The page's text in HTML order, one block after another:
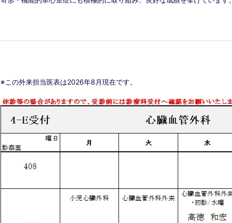
※この外来担当医表は2026年8月現在です。